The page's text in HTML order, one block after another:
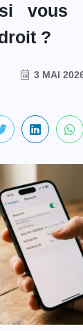
vous
?
3 MAI